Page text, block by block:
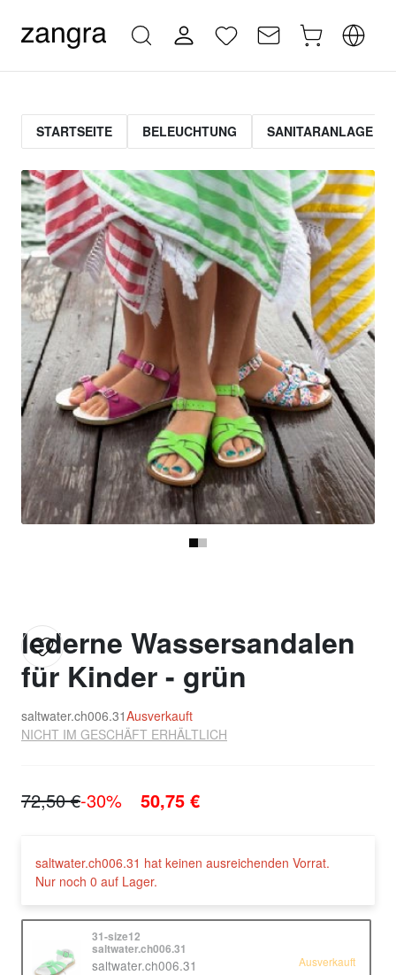
STARTSEITE BELEUCHTUNG SANITARANLAGE
lederne Wassersandalen
für Kinder - grün
saltwater.ch006.31Ausverkauft
NICHT IM GESCHÄFT ERHÄLTLICH
72,50 €-30% 50,75 €
saltwater.ch006.31 hat keinen ausreichenden Vorrat.
Nur noch 0 auf Lager.
31-size12
saltwater.ch006.31
saltwater.ch006.31 Ausverkauft